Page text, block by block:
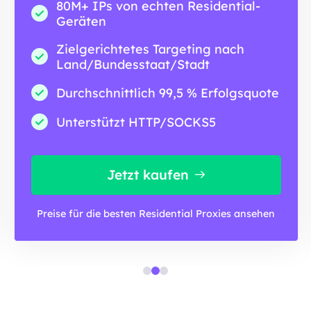
80M+ IPs von echten Residential-
Geräten
Zielgerichtetes Targeting nach
Land/Bundesstaat/Stadt
Durchschnittlich 99,5 % Erfolgsquote
Unterstützt HTTP/SOCKS5
Jetzt kaufen
Preise für die besten Residential Proxies ansehen